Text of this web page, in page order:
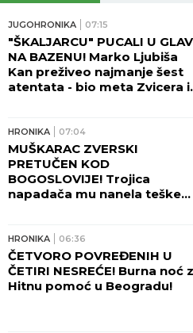
JUGOHRONIKA 07:15
"ŠKALJARCU" PUCALI U
NA BAZENU! Marko Ljubiša
Kan preživeo najmanje šest
atentata - bio meta Zvicera i
HRONIKA 07:04
MUŠKARAC ZVERSKI
PRETUČEN KOD
BOGOSLOVIJE! Trojica
napadača mu nanela teške
HRONIKA 06:36
ČETVORO POVREĐENIH U
ČETIRI NESREĆE! Burna noć
Hitnu pomoć u Beogradu!